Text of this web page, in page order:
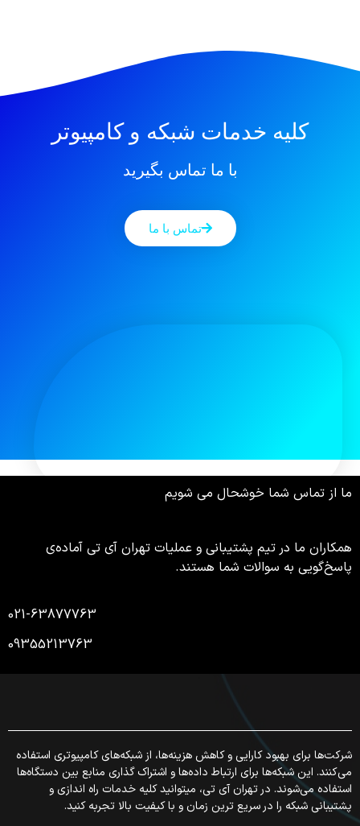
کلیه خدمات شبکه و کامپیوتر
با ما تماس بگیرید
تماس با ما
ما از تماس شما خوشحال می شویم
همکاران ما در تیم پشتیبانی و عملیات تهران آی تی آماده‌ی
پاسخ‌گویی به سوالات شما هستند.
021-63877763
09355213763
شرکت‌ها برای بهبود کارایی و کاهش هزینه‌ها، از شبکه‌های کامپیوتری استفاده
می‌کنند. این شبکه‌ها برای ارتباط داده‌ها و اشتراک گذاری منابع بین دستگاه‌ها
استفاده می‌شوند. در تهران آی تی، میتوانید کلیه خدمات راه اندازی و
پشتیبانی شبکه را در سریع ترین زمان و با کیفیت بالا تجربه کنید.